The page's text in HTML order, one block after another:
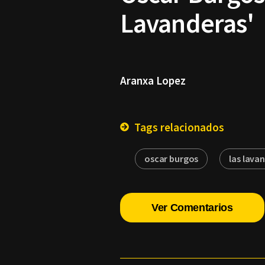
Lavanderas'
Aranxa Lopez
Tags relacionados
oscar burgos las
Ver Comentarios